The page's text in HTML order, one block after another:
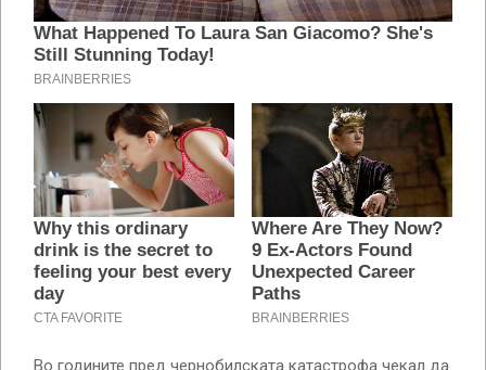
Во годините пред чернобилската катастрофа чекал да